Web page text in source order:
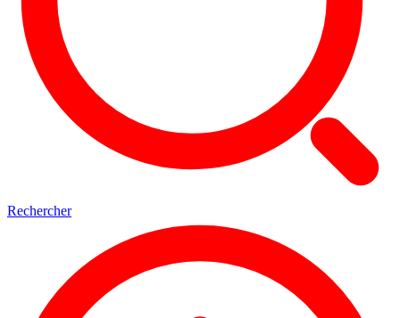
Rechercher